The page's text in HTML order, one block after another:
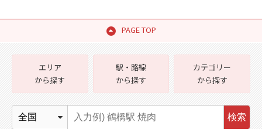
PAGE TOP
エリア
から探す
駅・路線
から探す
カテゴリー
から探す
検索